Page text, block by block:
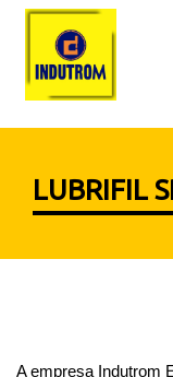
LUBRIFIL
A empresa Indutrom